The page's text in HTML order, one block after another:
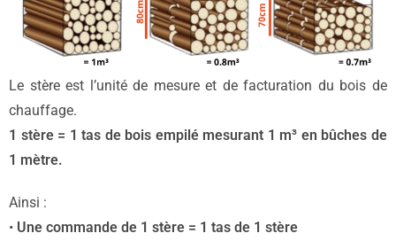
Le stère est l’unité de mesure et de facturation du bois de
chauffage.
1 stère = 1 tas de bois empilé mesurant 1 m³ en bûches de
1 mètre.
Ainsi :
• Une commande de 1 stère = 1 tas de 1 stère